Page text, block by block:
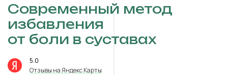
Современный метод
избавления
от боли в суставах
5.0
Отзывы на Яндекс Карты